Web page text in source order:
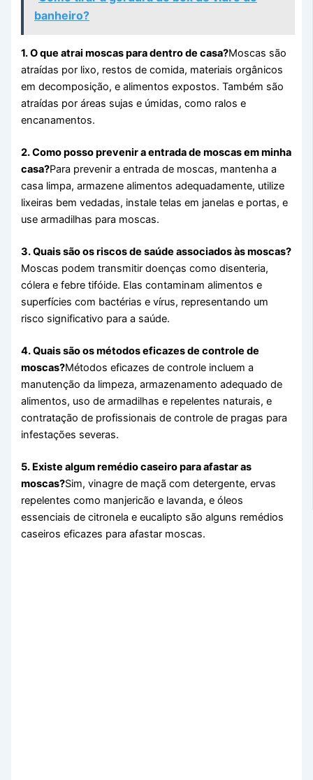
banheiro?
1. O que atrai moscas para dentro de casa?Moscas são
atraídas por lixo, restos de comida, materiais orgânicos
em decomposição, e alimentos expostos. Também são
atraídas por áreas sujas e úmidas, como ralos e
encanamentos.
2. Como posso prevenir a entrada de moscas em minha
casa?Para prevenir a entrada de moscas, mantenha a
casa limpa, armazene alimentos adequadamente, utilize
lixeiras bem vedadas, instale telas em janelas e portas, e
use armadilhas para moscas.
3. Quais são os riscos de saúde associados às moscas?
Moscas podem transmitir doenças como disenteria,
cólera e febre tifóide. Elas contaminam alimentos e
superfícies com bactérias e vírus, representando um
risco significativo para a saúde.
4. Quais são os métodos eficazes de controle de
moscas?Métodos eficazes de controle incluem a
manutenção da limpeza, armazenamento adequado de
alimentos, uso de armadilhas e repelentes naturais, e
contratação de profissionais de controle de pragas para
infestações severas.
5. Existe algum remédio caseiro para afastar as
moscas?Sim, vinagre de maçã com detergente, ervas
repelentes como manjericão e lavanda, e óleos
essenciais de citronela e eucalipto são alguns remédios
caseiros eficazes para afastar moscas.